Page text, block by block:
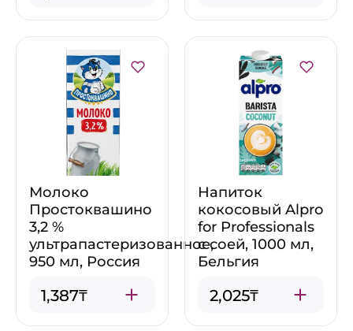
Молоко
Простоквашино
3,2 %
ультрапастеризованное,
950 мл, Россия
1,387₸
Напиток
кокосовый Alpro
for Professionals
с соей, 1000 мл,
Бельгия
2,025₸